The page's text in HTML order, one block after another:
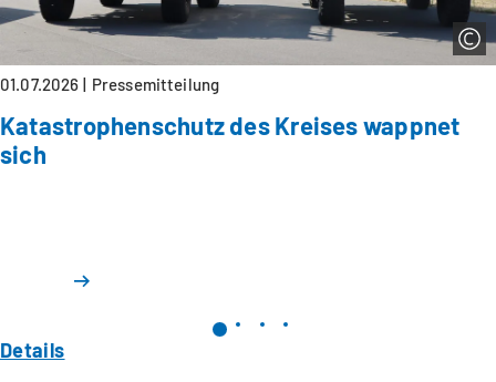
01.07.2026 Pressemitteilung
Katastrophenschutz des Kreises wappnet
sich
Details